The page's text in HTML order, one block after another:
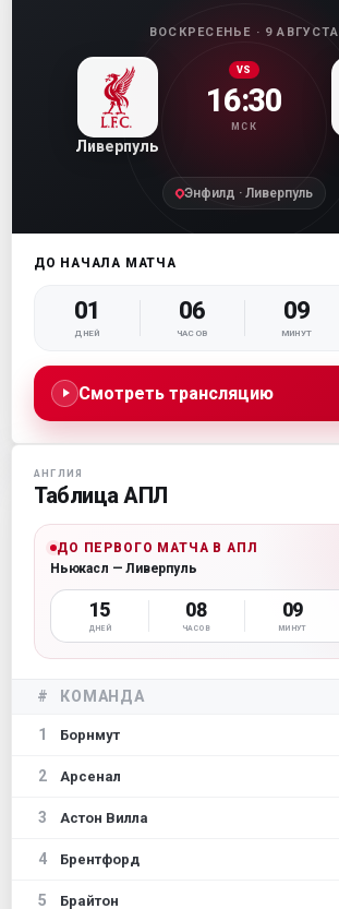
ВОСКРЕСЕНЬЕ · 9 АВГУСТА
Ливерпуль
VS
16:30
МСК
Энфилд · Ливерпуль
ДО НАЧАЛА МАТЧА
01
ДНЕЙ
06
ЧАСОВ
09
МИНУТ
Смотреть трансляцию
АНГЛИЯ
Таблица АПЛ
ДО ПЕРВОГО МАТЧА В АПЛ
Ньюкасл — Ливерпуль
15
ДНЕЙ
08
ЧАСОВ
09
МИНУТ
# КОМАНДА
1 Борнмут
2 Арсенал
3 Астон Вилла
4 Брентфорд
5 Брайтон